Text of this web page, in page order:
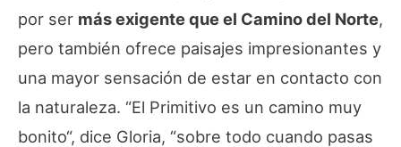
por ser más exigente que el Camino del Norte,
pero también ofrece paisajes impresionantes y
una mayor sensación de estar en contacto con
la naturaleza. “El Primitivo es un camino muy
bonito“, dice Gloria, “sobre todo cuando pasas